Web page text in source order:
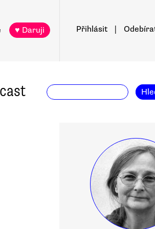
♥ Daruji Přihlásit